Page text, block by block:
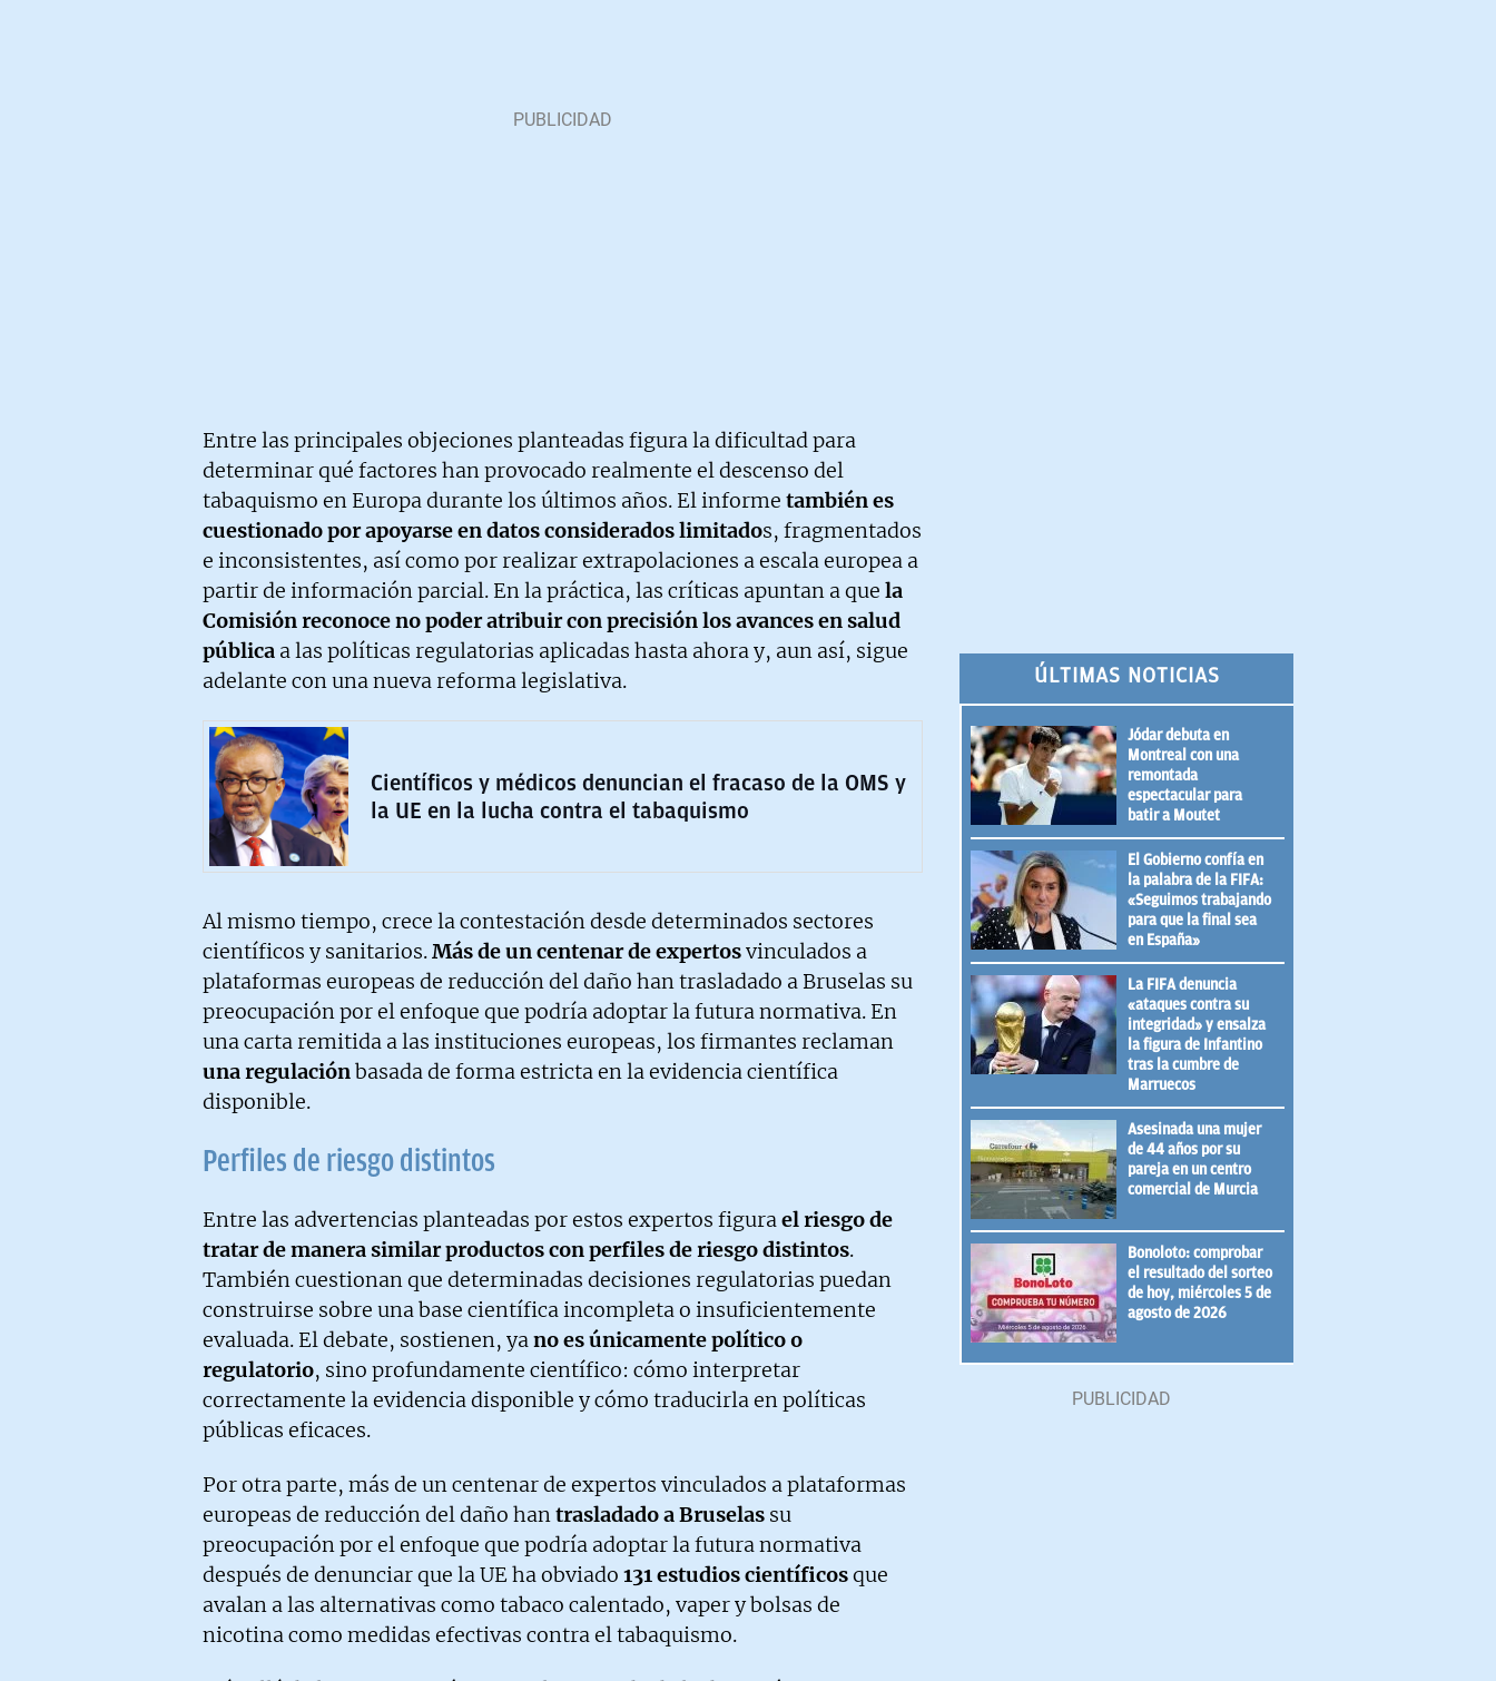
Entre las principales objeciones planteadas figura la dificultad para
determinar qué factores han provocado realmente el descenso del
tabaquismo en Europa durante los últimos años. El informe también es
cuestionado por apoyarse en datos considerados limitados, fragmentados
e inconsistentes, así como por realizar extrapolaciones a escala europea a
partir de información parcial. En la práctica, las críticas apuntan a que la
Comisión reconoce no poder atribuir con precisión los avances en salud
pública a las políticas regulatorias aplicadas hasta ahora y, aun así, sigue
adelante con una nueva reforma legislativa.
Científicos y médicos denuncian el fracaso de la OMS y
la UE en la lucha contra el tabaquismo
Al mismo tiempo, crece la contestación desde determinados sectores
científicos y sanitarios.Más de un centenar de expertosvinculados a
plataformas europeas de reducción del daño han trasladado a Bruselas su
preocupación por el enfoque que podría adoptar la futura normativa. En
una carta remitida a las instituciones europeas, los firmantes reclaman
una regulaciónbasada de forma estricta en la evidencia científica
disponible.
Perfiles de riesgo distintos
Entre las advertencias planteadas por estos expertos figurael riesgo de
tratar de manera similar productos con perfiles de riesgo distintos.
También cuestionan que determinadas decisiones regulatorias puedan
construirse sobre una base científica incompleta o insuficientemente
evaluada. El debate, sostienen, yano es únicamente político o
regulatorio, sino profundamente científico: cómo interpretar
correctamente la evidencia disponible y cómo traducirla en políticas
públicas eficaces.
Por otra parte, más de un centenar de expertos vinculados a plataformas
europeas de reducción del daño hantrasladado a Bruselas su
preocupación por el enfoque que podría adoptar la futura normativa
después de denunciar que la UE ha obviado 131 estudios científicosque
avalan a las alternativas como tabaco calentado, vaper y bolsas de
nicotina como medidas efectivas contra el tabaquismo.
ÚLTIMAS NOTICIAS
Jódar debuta en
Montreal con una
remontada
espectacular para
batir a Moutet
El Gobierno confía en
la palabra de la FIFA:
«Seguimos trabajando
para que la final sea
en España»
La FIFA denuncia
«ataques contra su
integridad» y ensalza
la figura de Infantino
tras la cumbre de
Marruecos
Asesinada una mujer
de 44 años por su
pareja en un centro
comercial de Murcia
Bonoloto: comprobar
el resultado del sorteo
de hoy, miércoles 5 de
agosto de 2026